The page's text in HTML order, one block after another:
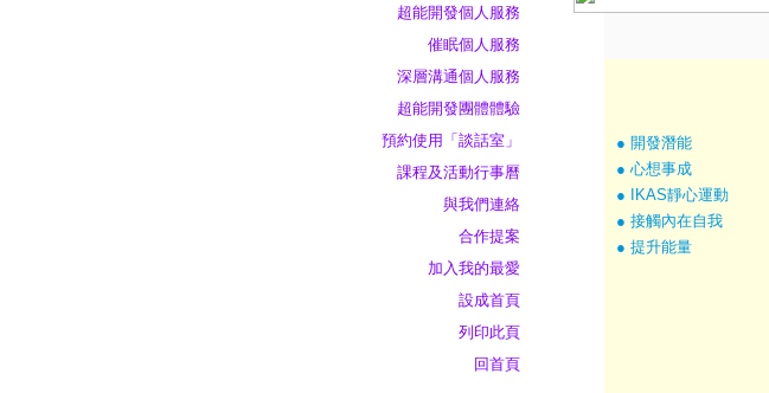
超能開發個人服務
催眠個人服務
深層溝通個人服務
超能開發團體體驗
預約使用「談話室」
課程及活動行事曆
與我們連絡
合作提案
加入我的最愛
設成首頁
列印此頁
回首頁
● 開發潛能
● 心想事成
● IKAS靜心運動
● 接觸內在自我
● 提升能量